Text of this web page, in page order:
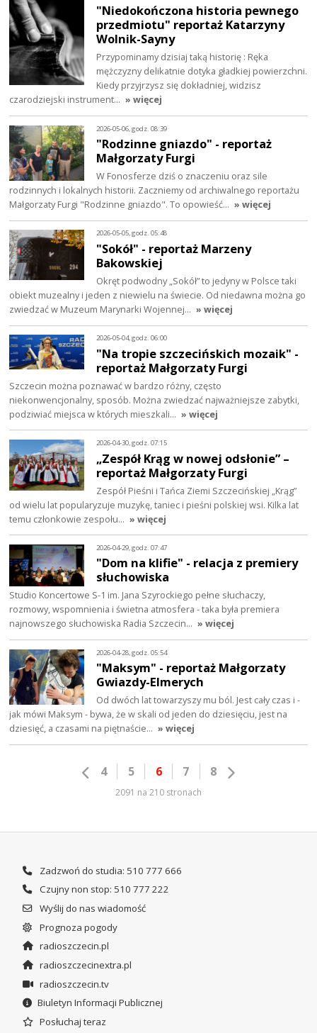
"Niedokończona historia pewnego
przedmiotu" reportaż Katarzyny
Wolnik-Sayny
Przypominamy dzisiaj taką historię : Ręka
mężczyzny delikatnie dotyka gładkiej powierzchni.
Kiedy przyjrzysz się dokładniej, widzisz
czarodziejski instrument… » więcej
2026-05-06, godz. 08:39
"Rodzinne gniazdo" - reportaż
Małgorzaty Furgi
W Fonosferze dziś o znaczeniu oraz sile
rodzinnych i lokalnych historii. Zaczniemy od archiwalnego reportażu
Małgorzaty Furgi "Rodzinne gniazdo". To opowieść… » więcej
2026-05-05, godz. 05:48
"Sokół" - reportaż Marzeny
Bakowskiej
Okręt podwodny „Sokół” to jedyny w Polsce taki
obiekt muzealny i jeden z niewielu na świecie. Od niedawna można go
zwiedzać w Muzeum Marynarki Wojennej… » więcej
2026-05-04, godz. 06:00
"Na tropie szczecińskich mozaik" -
reportaż Małgorzaty Furgi
Szczecin można poznawać w bardzo różny, często
niekonwencjonalny, sposób. Można zwiedzać najważniejsze zabytki,
podziwiać miejsca w których mieszkali… » więcej
2026-04-30, godz. 07:15
„Zespół Krąg w nowej odsłonie” –
reportaż Małgorzaty Furgi
Zespół Pieśni i Tańca Ziemi Szczecińskiej „Krąg”
od wielu lat popularyzuje muzykę, taniec i pieśni polskiej wsi. Kilka lat
temu członkowie zespołu… » więcej
2026-04-29, godz. 07:47
"Dom na klifie" - relacja z premiery
słuchowiska
Studio Koncertowe S-1 im. Jana Szyrockiego pełne słuchaczy,
rozmowy, wspomnienia i świetna atmosfera - taka była premiera
najnowszego słuchowiska Radia Szczecin… » więcej
2026-04-28, godz. 05:54
"Maksym" - reportaż Małgorzaty
Gwiazdy-Elmerych
Od dwóch lat towarzyszy mu ból. Jest cały czas i -
jak mówi Maksym - bywa, że w skali od jeden do dziesięciu, jest na
dziesięć, a czasami na piętnaście… » więcej
4 5 6 7 8
2091 na 210 stronach
Zadzwoń do studia: 510 777 666
Czujny non stop: 510 777 222
Wyślij do nas wiadomość
Prognoza pogody
radioszczecin.pl
radioszczecinextra.pl
radioszczecin.tv
Biuletyn Informacji Publicznej
Posłuchaj teraz